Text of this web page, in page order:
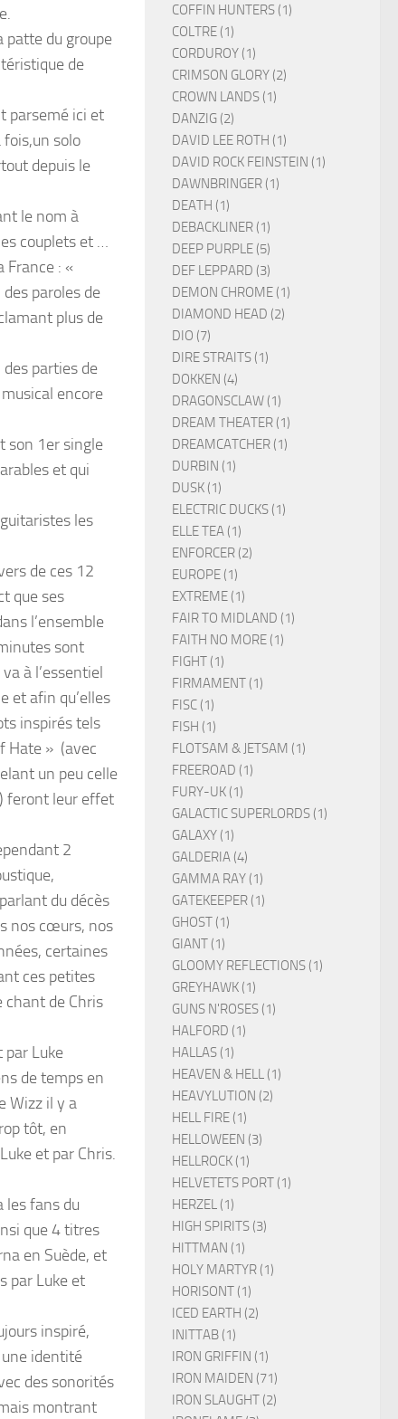
du groupe
de
parsemé ici et
fois,un solo
depuis le
le nom à
couplets et …
France : «
paroles de
plus de
parties de
encore
son 1er single
et qui
les
de ces 12
que ses
l’ensemble
sont
à l’essentiel
et afin qu’elles
inspirés tels
Hate » (avec
un peu celle
feront leur effet
2
du décès
nos cœurs, nos
certaines
ces petites
chant de Chris
par Luke
de temps en
Wizz il y a
tôt, en
et par Chris.
les fans du
que 4 titres
en Suède, et
par Luke et
inspiré,
identité
des sonorités
montrant
COFFIN HUNTERS (1)
COLTRE (1)
CORDUROY (1)
CRIMSON GLORY (2)
CROWN LANDS (1)
DANZIG (2)
DAVID LEE ROTH (1)
DAVID ROCK FEINSTEIN (1)
DAWNBRINGER (1)
DEATH (1)
DEBACKLINER (1)
DEEP PURPLE (5)
DEF LEPPARD (3)
DEMON CHROME (1)
DIAMOND HEAD (2)
DIO (7)
DIRE STRAITS (1)
DOKKEN (4)
DRAGONSCLAW (1)
DREAM THEATER (1)
DREAMCATCHER (1)
DURBIN (1)
DUSK (1)
ELECTRIC DUCKS (1)
ELLE TEA (1)
ENFORCER (2)
EUROPE (1)
EXTREME (1)
FAIR TO MIDLAND (1)
FAITH NO MORE (1)
FIGHT (1)
FIRMAMENT (1)
FISC (1)
FISH (1)
FLOTSAM & JETSAM (1)
FREEROAD (1)
FURY-UK (1)
GALACTIC SUPERLORDS (1)
GALAXY (1)
GALDERIA (4)
GAMMA RAY (1)
GATEKEEPER (1)
GHOST (1)
GIANT (1)
GLOOMY REFLECTIONS (1)
GREYHAWK (1)
GUNS N'ROSES (1)
HALFORD (1)
HALLAS (1)
HEAVEN & HELL (1)
HEAVYLUTION (2)
HELL FIRE (1)
HELLOWEEN (3)
HELLROCK (1)
HELVETETS PORT (1)
HERZEL (1)
HIGH SPIRITS (3)
HITTMAN (1)
HOLY MARTYR (1)
HORISONT (1)
ICED EARTH (2)
INITTAB (1)
IRON GRIFFIN (1)
IRON MAIDEN (71)
IRON SLAUGHT (2)